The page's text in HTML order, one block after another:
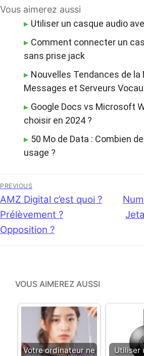
Vous aimerez aussi
Utiliser un casque audio
Comment connecter un
sans prise jack
Nouvelles Tendances de
Messages et Serveurs
Google Docs vs Microsoft
choisir en 2024 ?
50 Mo de Data : Combien
usage ?
Navigation
de
l’article
PREVIOUS
Previous
post:
AMZ Digital c’est quoi ?
Prélèvement ?
Opposition ?
Next
post:
VOUS AIMEREZ AUSSI
Votre ordinateur ne
Utiliser